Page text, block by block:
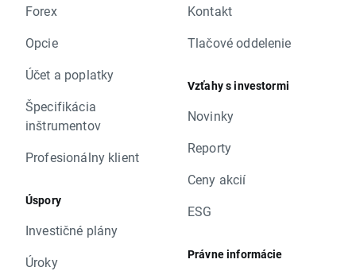
Forex
Opcie
Účet a poplatky
Špecifikácia
inštrumentov
Profesionálny klient
Úspory
Investičné plány
Úroky
Kontakt
Tlačové oddelenie
Vzťahy s investormi
Novinky
Reporty
Ceny akcií
ESG
Právne informácie